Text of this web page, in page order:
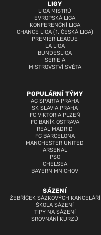
LIGY
LIGA MISTRŮ
EVROPSKÁ LIGA
KONFERENČNÍ LIGA
CHANCE LIGA (1. ČESKÁ LIGA)
PREMIER LEAGUE
LA LIGA
BUNDESLIGA
SERIE A
MISTROVSTVÍ SVĚTA
POPULÁRNÍ TÝMY
AC SPARTA PRAHA
SK SLAVIA PRAHA
FC VIKTORIA PLZEŇ
FC BANÍK OSTRAVA
REAL MADRID
FC BARCELONA
MANCHESTER UNITED
ARSENAL
PSG
CHELSEA
BAYERN MNICHOV
SÁZENÍ
ŽEBŘÍČEK SÁZKOVÝCH KANCELÁŘÍ
ŠKOLA SÁZENÍ
TIPY NA SÁZENÍ
SROVNÁNÍ KURZŮ